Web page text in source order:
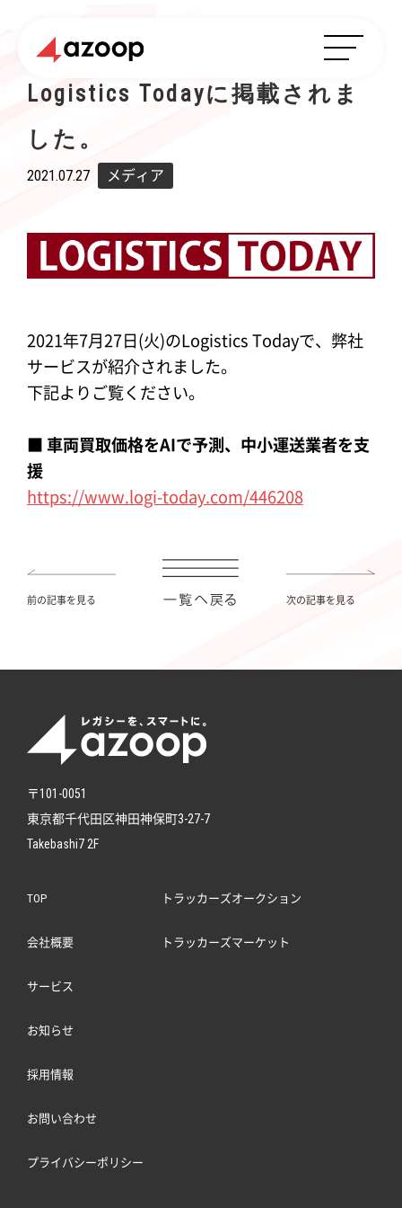
Logistics Todayに掲載されま
した。
2021.07.27 メディア
2021年7月27日(火)のLogistics Todayで、弊社
サービスが紹介されました。
下記よりご覧ください。
■ 車両買取価格をAIで予測、中小運送業者を支
援
https://www.logi-today.com/446208
前の記事を見る 次の記事を見る
〒101-0051
東京都千代田区神田神保町3-27-7
Takebashi7 2F
TOP
会社概要
サービス
お知らせ
採用情報
お問い合わせ
プライバシーポリシー
トラッカーズオークション
トラッカーズマーケット